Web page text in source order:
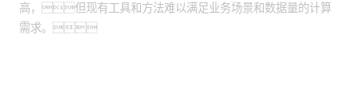
高，但现有工具和方法难以满足业务场景和数据量的计算
需求。